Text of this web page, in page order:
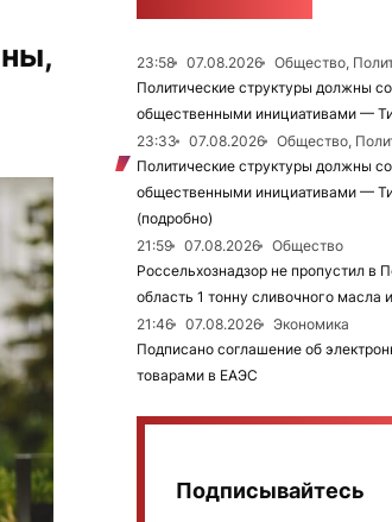
23:58 07.08.2026
Общество,
Политические структуры должны
общественными инициативами —
23:33
07.08.2026
Общество,
Политические структуры должны
общественными инициативами —
(подробно)
21:59
07.08.2026
Общество
Россельхознадзор не пропустил в
область 1 тонну сливочного масла
21:46
07.08.2026
Экономика
Подписано соглашение об
товарами в ЕАЭС
Подписывайтесь